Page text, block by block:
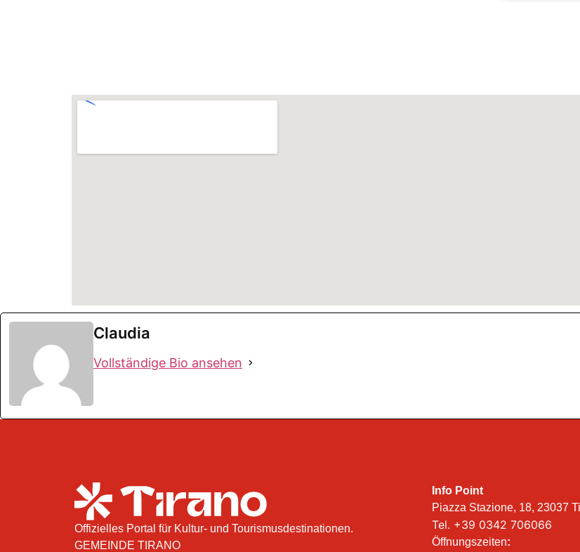
Claudia
Vollständige Bio ansehen
Offizielles Portal für Kultur- und Tourismusdestinationen.
GEMEINDE TIRANO
Info Point
Piazza Stazione, 18, 23037
Tel. +39 0342 706066
Öffnungszeiten: